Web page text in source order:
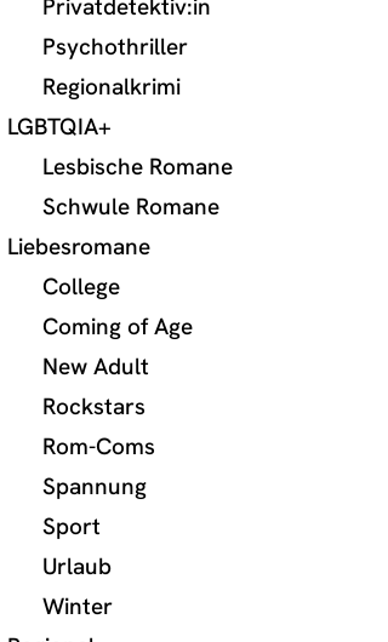
Privatdetektiv:in
Psychothriller
Regionalkrimi
LGBTQIA+
Lesbische Romane
Schwule Romane
Liebesromane
College
Coming of Age
New Adult
Rockstars
Rom-Coms
Spannung
Sport
Urlaub
Winter